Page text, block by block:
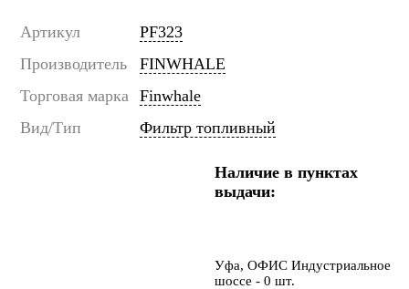
Артикул
PF323
Производитель
FINWHALE
Торговая марка
Finwhale
Вид/Тип
Фильтр топливный
Наличие в пунктах
выдачи:
Уфа, ОФИС Индустриальное
шоссе - 0 шт.